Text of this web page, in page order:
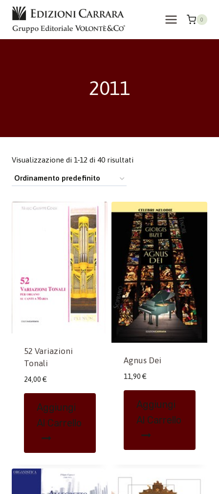
Salta
contenuto
0
2011
Visualizzazione di 1-12 di 40 risultati
52 Variazioni
Tonali
24,00 €
Aggiungi
Al Carrello
Agnus Dei
11,90 €
Aggiungi
Al Carrello